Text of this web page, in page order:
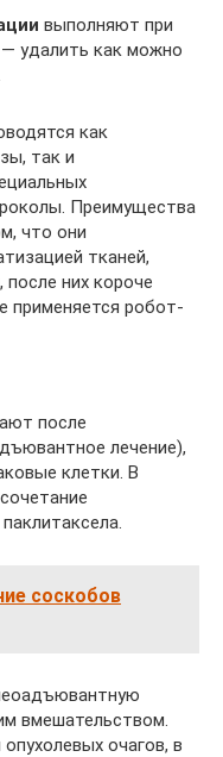
выполняют при
удалить как можно
как
так и
Преимущества
что они
тканей,
них короче
применяется робот-
после
лечение),
клетки. В
соскобов
вмешательством.
очагов, в